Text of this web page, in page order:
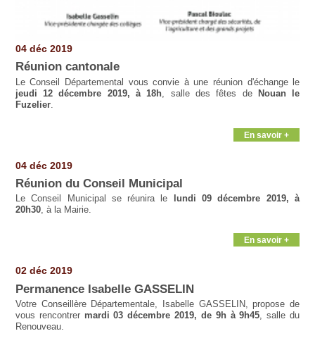
04 déc 2019
Réunion cantonale
Le Conseil Départemental vous convie à une réunion d'échange le
jeudi 12 décembre 2019, à 18h , salle des fêtes de Nouan le
Fuzelier.
En savoir +
04 déc 2019
Réunion du Conseil Municipal
Le Conseil Municipal se réunira le
lundi 09 décembre 2019, à
20h30, à la Mairie.
En savoir +
02 déc 2019
Permanence Isabelle GASSELIN
Votre Conseillère Départementale, Isabelle GASSELIN, propose de
vous rencontrer mardi 03 décembre 2019, de 9h à 9h45, salle du
Renouveau.